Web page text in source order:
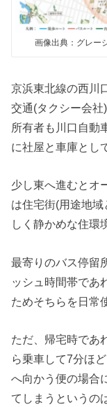
画像出典：グレー
京浜東北線の西川
交通(タクシー会
所有者も川口自動
に社屋と車庫とし
少し東へ進むとオ
は住宅街(用途地
しく静かめな住環
最寄りのバス停留
ッシュ時間帯であ
ためそちらを日常
ただ、帰宅時であ
ら乗車して7分ほ
へ向かう便の場合
てしまうというの